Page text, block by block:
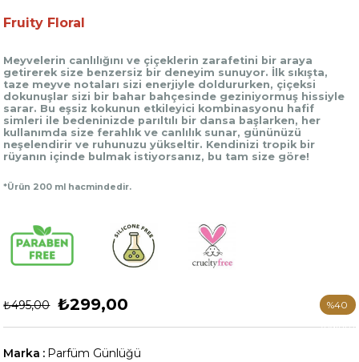
Fruity Floral
Meyvelerin canlılığını ve çiçeklerin zarafetini bir araya
getirerek size benzersiz bir deneyim sunuyor. İlk sıkışta,
taze meyve notaları sizi enerjiyle doldururken, çiçeksi
dokunuşlar sizi bir bahar bahçesinde geziniyormuş hissiyle
sarar. Bu eşsiz kokunun etkileyici kombinasyonu hafif
simleri ile bedeninizde parıltılı bir dansa başlarken, her
kullanımda size ferahlık ve canlılık sunar, gününüzü
neşelendirir ve ruhunuzu yükseltir. Kendinizi tropik bir
rüyanın içinde bulmak istiyorsanız, bu tam size göre!
*Ürün 200 ml hacmindedir.
₺495,00 ₺299,00 %40
İndirim
Marka : Parfüm Günlüğü